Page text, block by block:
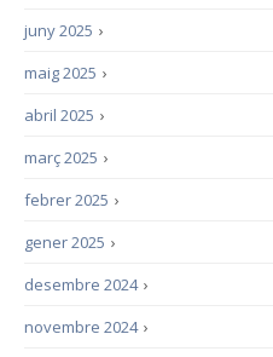
›
juny 2025
›
maig 2025
›
abril 2025
›
març 2025
›
febrer 2025
›
gener 2025
›
desembre 2024
›
novembre 2024